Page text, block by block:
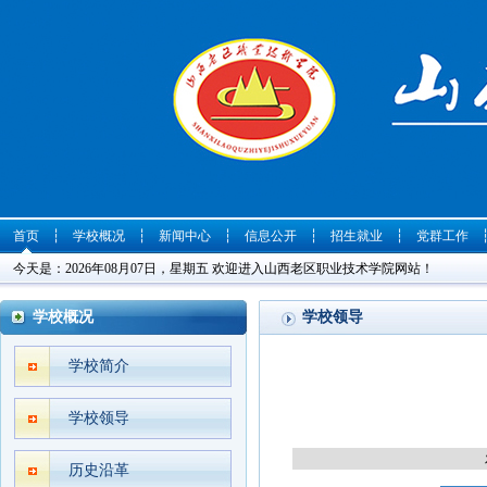
首页
今天是：2026年08月07日，星期五 欢迎进入山西老区职业技术学院网站！
┆ 学校概况 ┆ 新闻中心 ┆ 信息公开 ┆ 招生就业 ┆ 党群工作
学校概况
学校简介
学校领导
历史沿革
学校领导